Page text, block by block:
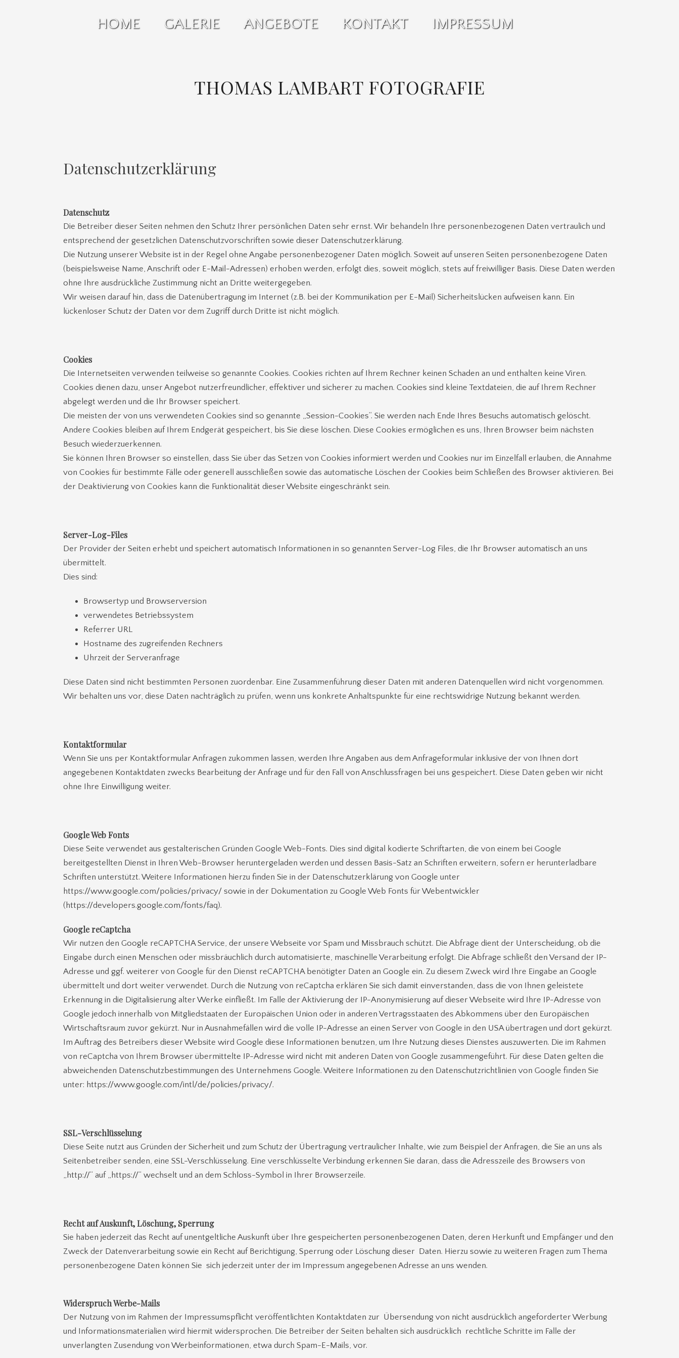
HOME GALERIE ANGEBOTE KONTAKT IMPRESSUM
THOMAS LAMBART FOTOGRAFIE
Datenschutzerklärung
Datenschutz
Die Betreiber dieser Seiten nehmen den Schutz Ihrer persönlichen Daten sehr ernst. Wir behandeln Ihre personenbezogenen Daten vertraulich und
entsprechend der gesetzlichen Datenschutzvorschriften sowie dieser Datenschutzerklärung.
Die Nutzung unserer Website ist in der Regel ohne Angabe personenbezogener Daten möglich. Soweit auf unseren Seiten personenbezogene Daten
(beispielsweise Name, Anschrift oder E-Mail-Adressen) erhoben werden, erfolgt dies, soweit möglich, stets auf freiwilliger Basis. Diese Daten werden
ohne Ihre ausdrückliche Zustimmung nicht an Dritte weitergegeben.
Wir weisen darauf hin, dass die Datenübertragung im Internet (z.B. bei der Kommunikation per E-Mail) Sicherheitslücken aufweisen kann. Ein
lückenloser Schutz der Daten vor dem Zugriff durch Dritte ist nicht möglich.
Cookies
Die Internetseiten verwenden teilweise so genannte Cookies. Cookies richten auf Ihrem Rechner keinen Schaden an und enthalten keine Viren.
Cookies dienen dazu, unser Angebot nutzerfreundlicher, effektiver und sicherer zu machen. Cookies sind kleine Textdateien, die auf Ihrem Rechner
abgelegt werden und die Ihr Browser speichert.
Die meisten der von uns verwendeten Cookies sind so genannte „Session-Cookies“. Sie werden nach Ende Ihres Besuchs automatisch gelöscht.
Andere Cookies bleiben auf Ihrem Endgerät gespeichert, bis Sie diese löschen. Diese Cookies ermöglichen es uns, Ihren Browser beim nächsten
Besuch wiederzuerkennen.
Sie können Ihren Browser so einstellen, dass Sie über das Setzen von Cookies informiert werden und Cookies nur im Einzelfall erlauben, die Annahme
von Cookies für bestimmte Fälle oder generell ausschließen sowie das automatische Löschen der Cookies beim Schließen des Browser aktivieren. Bei
der Deaktivierung von Cookies kann die Funktionalität dieser Website eingeschränkt sein.
Server-Log-Files
Der Provider der Seiten erhebt und speichert automatisch Informationen in so genannten Server-Log Files, die Ihr Browser automatisch an uns
übermittelt.
Dies sind:
Browsertyp und Browserversion
verwendetes Betriebssystem
Referrer URL
Hostname des zugreifenden Rechners
Uhrzeit der Serveranfrage
Diese Daten sind nicht bestimmten Personen zuordenbar. Eine Zusammenführung dieser Daten mit anderen Datenquellen wird nicht vorgenommen.
Wir behalten uns vor, diese Daten nachträglich zu prüfen, wenn uns konkrete Anhaltspunkte für eine rechtswidrige Nutzung bekannt werden.
Kontaktformular
Wenn Sie uns per Kontaktformular Anfragen zukommen lassen, werden Ihre Angaben aus dem Anfrageformular inklusive der von Ihnen dort
angegebenen Kontaktdaten zwecks Bearbeitung der Anfrage und für den Fall von Anschlussfragen bei uns gespeichert. Diese Daten geben wir nicht
ohne Ihre Einwilligung weiter.
Google Web Fonts
Diese Seite verwendet aus gestalterischen Gründen Google Web-Fonts. Dies sind digital kodierte Schriftarten, die von einem bei Google
bereitgestellten Dienst in Ihren Web-Browser heruntergeladen werden und dessen Basis-Satz an Schriften erweitern, sofern er herunterladbare
Schriften unterstützt. Weitere Informationen hierzu finden Sie in der Datenschutzerklärung von Google unter
https://www.google.com/policies/privacy/ sowie in der Dokumentation zu Google Web Fonts für Webentwickler
(https://developers.google.com/fonts/faq).
Google reCaptcha
Wir nutzen den Google reCAPTCHA Service, der unsere Webseite vor Spam und Missbrauch schützt. Die Abfrage dient der Unterscheidung, ob die
Eingabe durch einen Menschen oder missbräuchlich durch automatisierte, maschinelle Verarbeitung erfolgt. Die Abfrage schließt den Versand der IP-
Adresse und ggf. weiterer von Google für den Dienst reCAPTCHA benötigter Daten an Google ein. Zu diesem Zweck wird Ihre Eingabe an Google
übermittelt und dort weiter verwendet. Durch die Nutzung von reCaptcha erklären Sie sich damit einverstanden, dass die von Ihnen geleistete
Erkennung in die Digitalisierung alter Werke einfließt. Im Falle der Aktivierung der IP-Anonymisierung auf dieser Webseite wird Ihre IP-Adresse von
Google jedoch innerhalb von Mitgliedstaaten der Europäischen Union oder in anderen Vertragsstaaten des Abkommens über den Europäischen
Wirtschaftsraum zuvor gekürzt. Nur in Ausnahmefällen wird die volle IP-Adresse an einen Server von Google in den USA übertragen und dort gekürzt.
Im Auftrag des Betreibers dieser Website wird Google diese Informationen benutzen, um Ihre Nutzung dieses Dienstes auszuwerten. Die im Rahmen
von reCaptcha von Ihrem Browser übermittelte IP-Adresse wird nicht mit anderen Daten von Google zusammengeführt. Für diese Daten gelten die
abweichenden Datenschutzbestimmungen des Unternehmens Google. Weitere Informationen zu den Datenschutzrichtlinien von Google finden Sie
unter: https://www.google.com/intl/de/policies/privacy/.
SSL-Verschlüsselung
Diese Seite nutzt aus Gründen der Sicherheit und zum Schutz der Übertragung vertraulicher Inhalte, wie zum Beispiel der Anfragen, die Sie an uns als
Seitenbetreiber senden, eine SSL-Verschlüsselung. Eine verschlüsselte Verbindung erkennen Sie daran, dass die Adresszeile des Browsers von
„http://“ auf „https://“ wechselt und an dem Schloss-Symbol in Ihrer Browserzeile.
Recht auf Auskunft, Löschung, Sperrung
Sie haben jederzeit das Recht auf unentgeltliche Auskunft über Ihre gespeicherten personenbezogenen Daten, deren Herkunft und Empfänger und den
Zweck der Datenverarbeitung sowie ein Recht auf Berichtigung, Sperrung oder Löschung dieser Daten. Hierzu sowie zu weiteren Fragen zum Thema
personenbezogene Daten können Sie sich jederzeit unter der im Impressum angegebenen Adresse an uns wenden.
Widerspruch Werbe-Mails
Der Nutzung von im Rahmen der Impressumspflicht veröffentlichten Kontaktdaten zur Übersendung von nicht ausdrücklich angeforderter Werbung
und Informationsmaterialien wird hiermit widersprochen. Die Betreiber der Seiten behalten sich ausdrücklich rechtliche Schritte im Falle der
unverlangten Zusendung von Werbeinformationen, etwa durch Spam-E-Mails, vor.